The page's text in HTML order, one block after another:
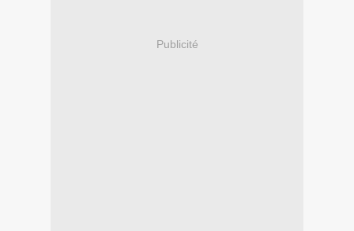
Publicité